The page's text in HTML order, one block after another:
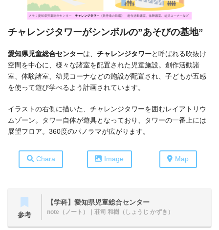
チャレンジタワーがシンボルの”あそびの基地”
愛知県児童総合センターは、 チャレンジタワーと呼ばれる吹抜け
空間を中心に、様々な諸室を配置された児童施設。創作活動諸
室、体験諸室、幼児コーナなどの施設が配置され、子どもが五感
を使って遊び学べるよう計画されています。
イラストの右側に描いた、チャレンジタワーを囲むレイアトリウ
ムゾーン。タワー自体が遊具となっており、タワーの一番上には
展望フロア。360度のパノラマが広がります。
Chara Image Map
参考
【学科】愛知県児童総合センター
note（ノート） ｜荘司 和樹（しょうじ かずき）